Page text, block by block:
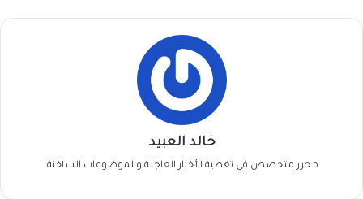
خالد العبيد
محرر متخصص في تغطية الأخبار العاجلة والموضوعات الساخنة.